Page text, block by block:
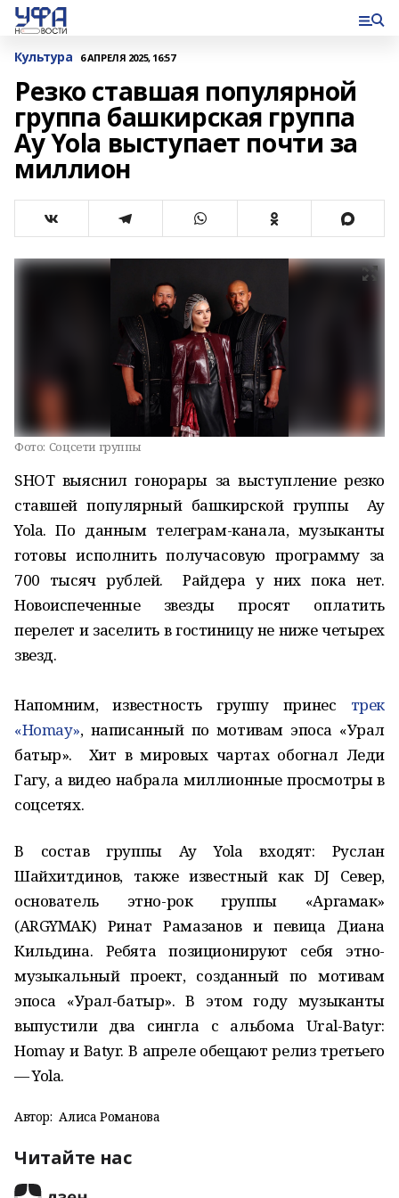
Культура 6 АПРЕЛЯ 2025, 16:57
Резко ставшая популярной
группа башкирская группа
Ay Yola выступает почти за
миллион
Фото: Соцсети группы
SHOT выяснил гонорары за выступление резко
ставшей популярный башкирской группы Ay
Yola. По данным телеграм-канала, музыканты
готовы исполнить получасовую программу за
700 тысяч рублей. Райдера у них пока нет.
Новоиспеченные звезды просят оплатить
перелет и заселить в гостиницу не ниже четырех
звезд.
Напомним, известность группу принес трек
«Homay», написанный по мотивам эпоса «Урал
батыр». Хит в мировых чартах обогнал Леди
Гагу, а видео набрала миллионные просмотры в
соцсетях.
В состав группы Ay Yola входят: Руслан
Шайхитдинов, также известный как DJ Север,
основатель этно-рок группы «Аргамак»
(ARGYMAK) Ринат Рамазанов и певица Диана
Кильдина. Ребята позиционируют себя этно-
музыкальный проект, созданный по мотивам
эпоса «Урал-батыр». В этом году музыканты
выпустили два сингла с альбома Ural-Batyr:
Ноmау и Batyr. В апреле обещают релиз третьего
— Yola.
Автор: Алиса Романова
Читайте нас